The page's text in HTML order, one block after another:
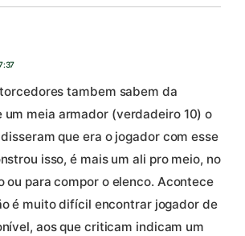
tambem sabem da
um meia armador (verdadeiro 10) o
que era o jogador com esse
isso, é mais um ali pro meio, no
ou para compor o elenco. Acontece
é muito difícil encontrar jogador de
aos que criticam indicam um